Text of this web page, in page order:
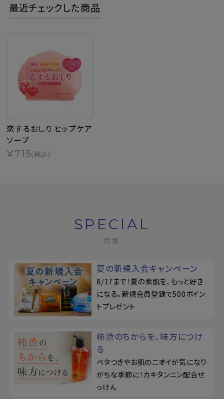
最近チェックした商品
恋するおしり ヒップケア
ソープ
¥715(税込)
SPECIAL
特集
夏の新規入会キャンペーン
8/17まで！夏の素肌を、もっと好き
になる。新規会員登録で500ポイン
トプレゼント
柿渋のちからを、味方につけ
る
ベタつきやお肌のニオイが気になり
がちな季節に！カキタンニン配合せ
っけん